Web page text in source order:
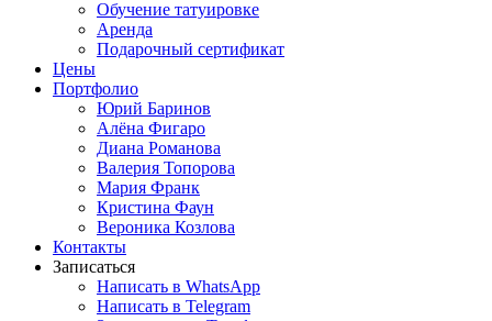
Обучение татуировке
Аренда
Подарочный сертификат
Цены
Портфолио
Юрий Баринов
Алёна Фигаро
Диана Романова
Валерия Топорова
Мария Франк
Кристина Фаун
Вероника Козлова
Контакты
Записаться
Написать в WhatsApp
Написать в Telegram